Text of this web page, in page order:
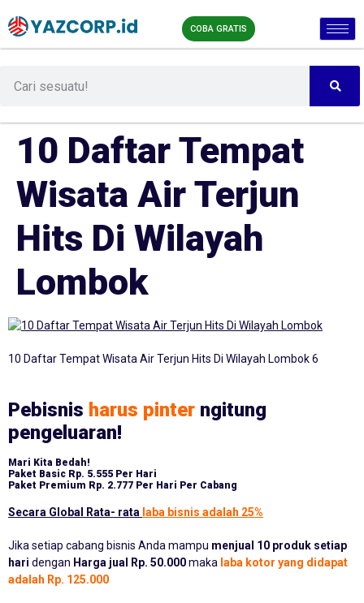
COBA GRATIS
10 Daftar Tempat
Wisata Air Terjun
Hits Di Wilayah
Lombok
10 Daftar Tempat Wisata Air Terjun Hits Di Wilayah Lombok 6
Pebisnis harus pinter ngitung
pengeluaran!
Mari Kita Bedah!
Paket Basic Rp. 5.555 Per Hari
Paket Premium Rp. 2.777 Per Hari Per Cabang
Secara Global Rata- rata laba bisnis adalah 25%
Jika setiap cabang bisnis Anda mampu menjual 10 produk setiap
hari dengan Harga jual Rp. 50.000maka laba kotor yang didapat
adalah Rp. 125.000